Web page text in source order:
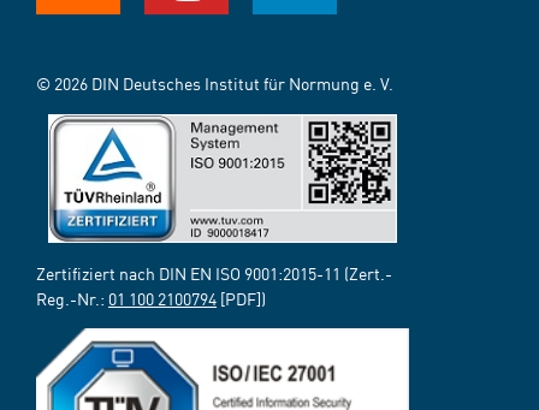
© 2026 DIN Deutsches Institut für Normung e. V.
Zertifiziert nach DIN EN ISO 9001:2015-11 (Zert.-
Reg.-Nr.: 01 100 2100794 [PDF])